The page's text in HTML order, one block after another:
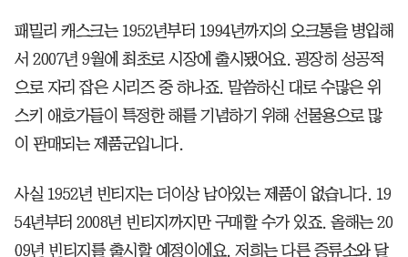
패밀리 캐스크는 1952년부터 1994년까지의 오크통을 병입해
서 2007년 9월에 최초로 시장에 출시됐어요. 굉장히 성공적
으로 자리 잡은 시리즈 중 하나죠. 말씀하신 대로 수많은 위
스키 애호가들이 특정한 해를 기념하기 위해 선물용으로 많
이 판매되는 제품군입니다.
사실 1952년 빈티지는 더이상 남아있는 제품이 없습니다. 19
54년부터 2008년 빈티지까지만 구매할 수가 있죠. 올해는 20
09년 빈티지를 출시할 예정이에요. 저희는 다른 증류소와 달